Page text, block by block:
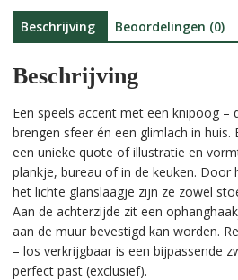
e
:
Beschrijving Beoordelingen (0)
Beschrijving
Een speels accent met een knipoog –
brengen sfeer én een glimlach in
een unieke quote of illustratie en
plankje, bureau of in de keuken. Door
het lichte glanslaagje zijn ze zowel
Aan de achterzijde zit een
aan de muur bevestigd kan worden.
– los verkrijgbaar is een bijpassende
perfect past (exclusief).